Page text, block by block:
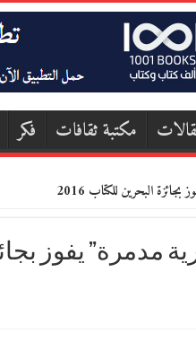
مكتبة ثقافات فكر
البحرين للكتاب 2016
مدمرة” يفوز